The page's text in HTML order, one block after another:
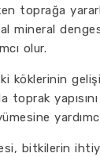
toprağa
mineral
olur.
köklerinin
toprak
bitkilerin